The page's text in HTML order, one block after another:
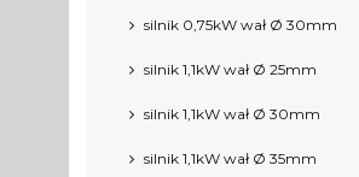
silnik 0,75kW wał Ø 30mm
silnik 1,1kW wał Ø 25mm
silnik 1,1kW wał Ø 30mm
silnik 1,1kW wał Ø 35mm